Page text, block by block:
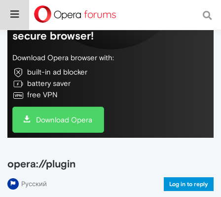
Do more on the web, with a fast and
secure browser!
Download Opera browser with:
built-in ad blocker
battery saver
free VPN
Download Opera
opera://plugin
Русский Log in to reply